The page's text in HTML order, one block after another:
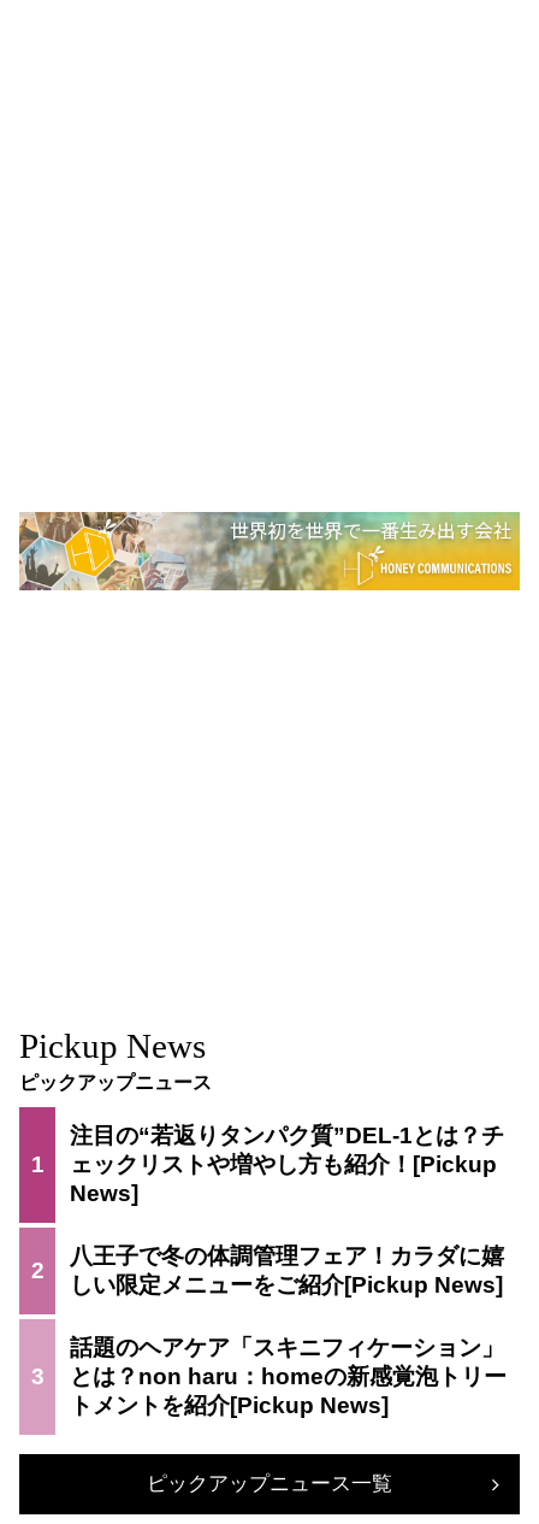
Pickup News
ピックアップニュース
1
注目の“若返りタンパク質”DEL-1とは？チ
ェックリストや増やし方も紹介！
2
八王子で冬の体調管理フェア！カラダに嬉
しい限定メニューをご紹介
3
話題のヘアケア「スキニフィケーション」
とは？non haru：homeの新感覚泡トリー
トメントを紹介
ピックアップニュース一覧